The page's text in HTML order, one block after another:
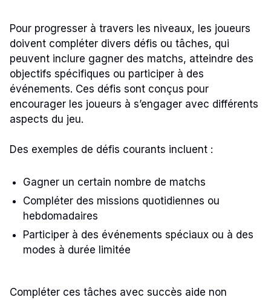
Pour progresser à travers les niveaux, les joueurs
doivent compléter divers défis ou tâches, qui
peuvent inclure gagner des matchs, atteindre des
objectifs spécifiques ou participer à des
événements. Ces défis sont conçus pour
encourager les joueurs à s’engager avec différents
aspects du jeu.
Des exemples de défis courants incluent :
Gagner un certain nombre de matchs
Compléter des missions quotidiennes ou
hebdomadaires
Participer à des événements spéciaux ou à des
modes à durée limitée
Compléter ces tâches avec succès aide non